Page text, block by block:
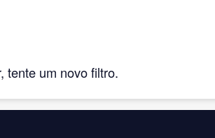
tente um novo filtro.